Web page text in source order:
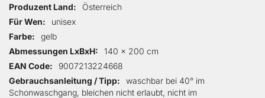
Produzent Land
Österreich
Für Wen
unisex
Farbe
gelb
Abmessungen LxBxH
140 x 200 cm
EAN Code
9007213224668
Gebrauchsanleitung / Tipp
waschbar bei 40° im
Schonwaschgang, bleichen nicht erlaubt, nicht im